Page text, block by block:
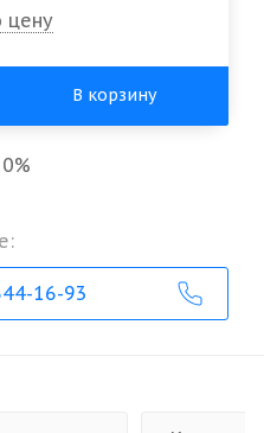
цену
В корзину
16-93